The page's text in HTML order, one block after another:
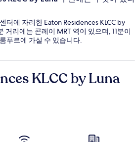
터에 자리한 Eaton Residences KLCC by
거리에는 콘레이 MRT 역이 있으며, 11분이
푸르에 가실 수 있습니다.
KLCC by Luna